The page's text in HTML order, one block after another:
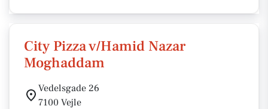
City Pizza v/Hamid Nazar
Moghaddam
Vedelsgade 26
7100 Vejle